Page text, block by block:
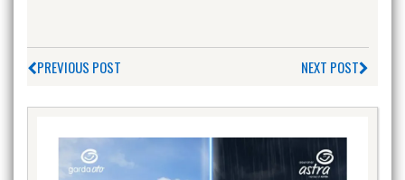
PREVIOUS POST NEXT POST